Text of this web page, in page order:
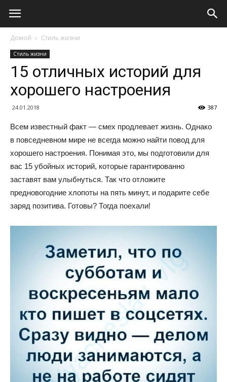
Домой Стиль жизни
Стиль жизни
15 отличных историй для
хорошего настроения
24.01.2018 387
Всем известный факт — смех продлевает жизнь. Однако
в повседневном мире не всегда можно найти повод для
хорошего настроения. Понимая это, мы подготовили для
вас 15 убойных историй, которые гарантированно
заставят вам улыбнуться. Так что отложите
предновогодние хлопоты на пять минут, и подарите себе
заряд позитива. Готовы? Тогда поехали!